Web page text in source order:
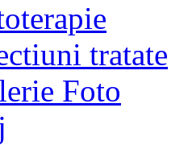
tratate
Foto